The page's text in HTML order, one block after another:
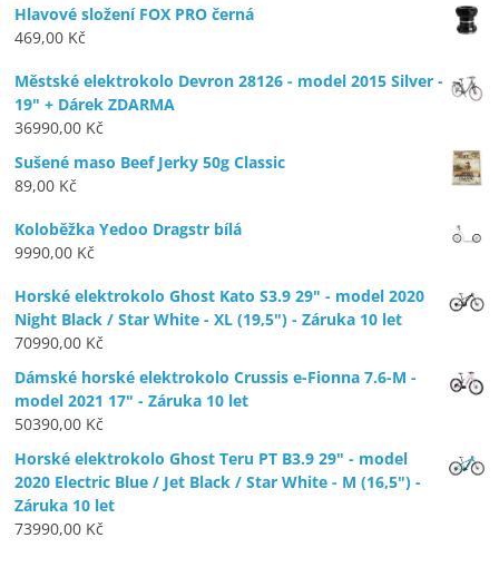
Hlavové složení FOX PRO černá
469,00 Kč
Městské elektrokolo Devron 28126 - model 2015 Silver -
19" + Dárek ZDARMA
36990,00 Kč
Sušené maso Beef Jerky 50g Classic
89,00 Kč
Koloběžka Yedoo Dragstr bílá
9990,00 Kč
Horské elektrokolo Ghost Kato S3.9 29" - model 2020
Night Black / Star White - XL (19,5") - Záruka 10 let
70990,00 Kč
Dámské horské elektrokolo Crussis e-Fionna 7.6-M -
model 2021 17" - Záruka 10 let
50390,00 Kč
Horské elektrokolo Ghost Teru PT B3.9 29" - model
2020 Electric Blue / Jet Black / Star White - M (16,5") -
Záruka 10 let
73990,00 Kč